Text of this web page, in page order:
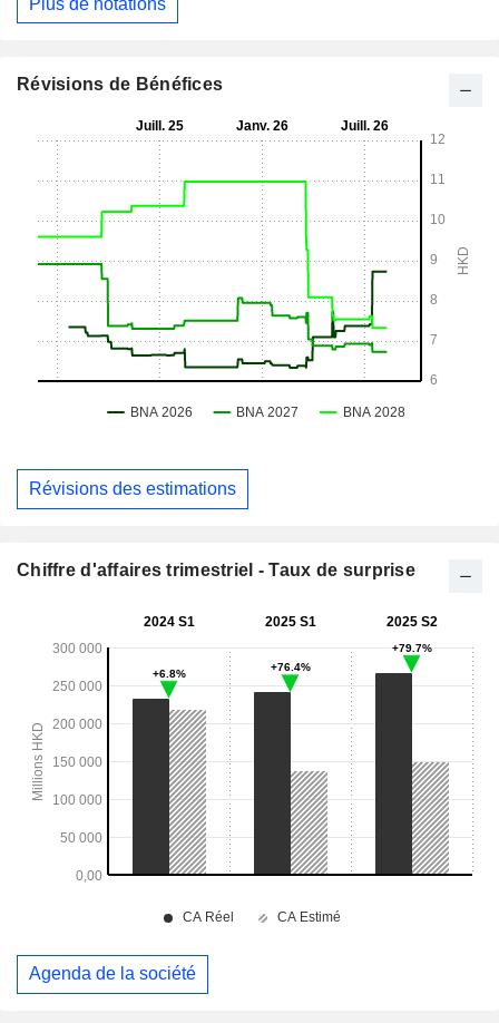
Révisions de Bénéfices
Révisions des estimations
Chiffre d'affaires trimestriel - Taux de surprise
Agenda de la société